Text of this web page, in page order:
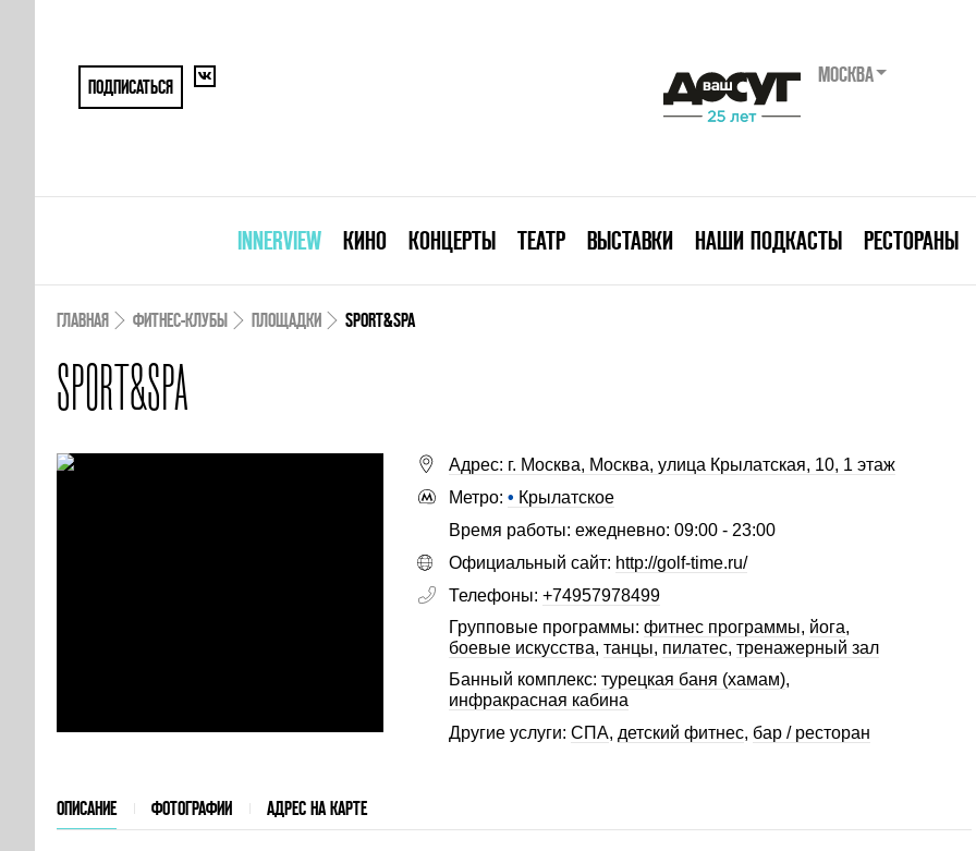
ПОДПИСАТЬСЯ
МОСКВА
INNERVIEW КИНО КОНЦЕРТЫ ТЕАТР ВЫСТАВКИ НАШИ ПОДКАСТЫ РЕСТОРАНЫ
ГЛАВНАЯ ФИТНЕС-КЛУБЫ ПЛОЩАДКИ SPORT&SPA
SPORT&SPA
Адрес: г. Москва, Москва, улица Крылатская, 10, 1 этаж
Метро: • Крылатское
Время работы: ежедневно: 09:00 - 23:00
Официальный сайт: http://golf-time.ru/
Телефоны: +74957978499
Групповые программы: фитнес программы, йога,
боевые искусства, танцы, пилатес, тренажерный зал
Банный комплекс: турецкая баня (хамам),
инфракрасная кабина
Другие услуги: СПА, детский фитнес, бар / ресторан
ОПИСАНИЕ ФОТОГРАФИИ АДРЕС НА КАРТЕ